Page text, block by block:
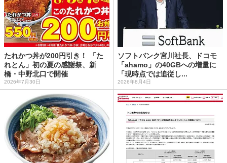
たれかつ丼が200円引き！ 「た
れとん」初の夏の感謝祭、新
橋・中野北口で開催
2026年7月30日
ソフトバンク宮川社長、ドコモ
「ahamo」の40GBへの増量に
「現時点では追従し...
2026年8月4日